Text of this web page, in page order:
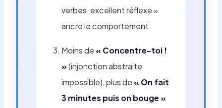
verbes, excellent réflexe »
ancre le comportement.
Moins de « Concentre-toi !
»(injonction abstraite
impossible), plus de « On fait
3 minutes puis on bouge »